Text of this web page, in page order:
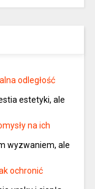
odległość
estetyki, ale
na ich
wyzwaniem, ale
ochronić